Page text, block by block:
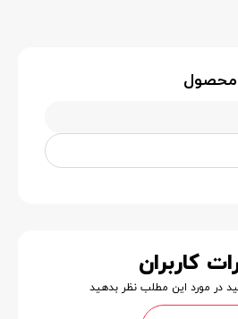
کاربران
در مورد این مطلب نظر بدهید